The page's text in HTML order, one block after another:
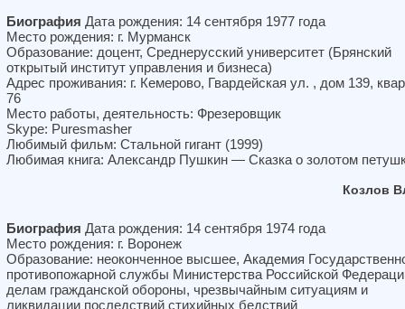
Биография Дата рождения: 14 сентября 1977 года
Место рождения: г. Мурманск
Образование: доцент, Среднерусский университет (Брянский
открытый институт управления и бизнеса)
Адрес проживания: г. Кемерово, Гвардейская ул. , дом 139,
76
Место работы, деятельность: Фрезеровщик
Skype: Puresmasher
Любимый фильм: Стальной гигант (1999)
Любимая книга: Александр Пушкин — Сказка о золотом
Козлов
Биография Дата рождения: 14 сентября 1974 года
Место рождения: г. Воронеж
Образование: неоконченное высшее, Академия
противопожарной службы Министерства Российской
делам гражданской обороны, чрезвычайным ситуациям и
ликвидации последствий стихийных бедствий